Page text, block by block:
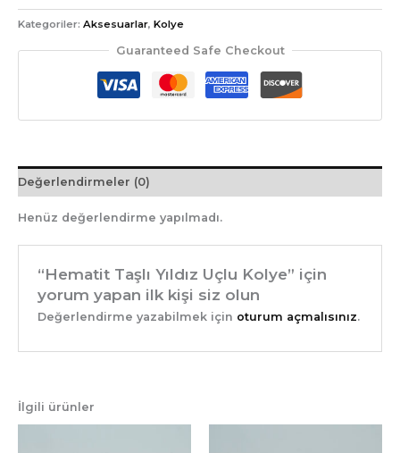
Kategoriler: Aksesuarlar, Kolye
Guaranteed Safe Checkout
Değerlendirmeler (0)
Henüz değerlendirme yapılmadı.
“Hematit Taşlı Yıldız Uçlu Kolye” için
yorum yapan ilk kişi siz olun
Değerlendirme yazabilmek için oturum açmalısınız.
İlgili ürünler